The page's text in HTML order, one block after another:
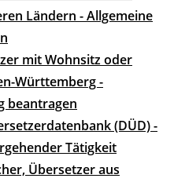
Ländern - Allgemeine
mit Wohnsitz oder
Württemberg -
beantragen
(DÜD) -
Tätigkeit
Übersetzer aus